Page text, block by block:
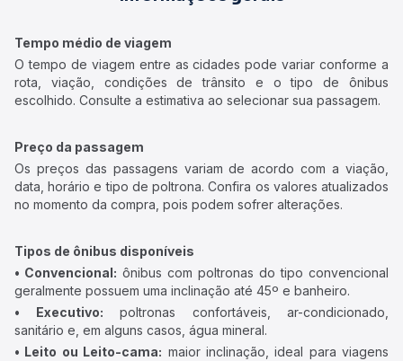
Tempo médio de viagem
O tempo de viagem entre as cidades pode variar conforme a
rota, viação, condições de trânsito e o tipo de ônibus
escolhido. Consulte a estimativa ao selecionar sua passagem.
Preço da passagem
Os preços das passagens variam de acordo com a viação,
data, horário e tipo de poltrona. Confira os valores atualizados
no momento da compra, pois podem sofrer alterações.
Tipos de ônibus disponíveis
• Convencional: ônibus com poltronas do tipo convencional
geralmente possuem uma inclinação até 45º e banheiro.
• Executivo: poltronas confortáveis, ar-condicionado,
sanitário e, em alguns casos, água mineral.
• Leito ou Leito-cama: maior inclinação, ideal para viagens